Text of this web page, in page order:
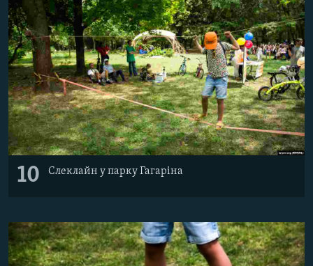
10 Слеклайн у парку Гагаріна